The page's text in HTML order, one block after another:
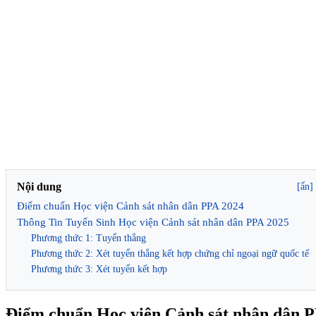
Nội dung [ẩn]
Điểm chuẩn Học viện Cảnh sát nhân dân PPA 2024
Thông Tin Tuyển Sinh Học viện Cảnh sát nhân dân PPA 2025
Phương thức 1: Tuyển thẳng
Phương thức 2: Xét tuyển thẳng kết hợp chứng chỉ ngoại ngữ quốc tế
Phương thức 3: Xét tuyển kết hợp